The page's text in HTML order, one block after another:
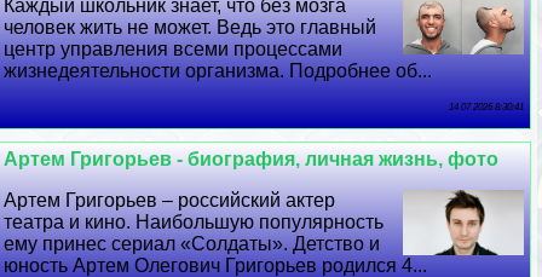
Каждый школьник знает, что без мозга
человек жить не может. Ведь это главный
центр управления всеми процессами
жизнедеятельности организма. Подробнее об...
14 07 2026 8:30:41
Артем Григорьев - биография, личная жизнь, фото
Артем Григорьев – российский актер
театра и кино. Наибольшую популярность
ему принес сериал «Солдаты». Детство и
юность Артем Олегович Григорьев родился 4...